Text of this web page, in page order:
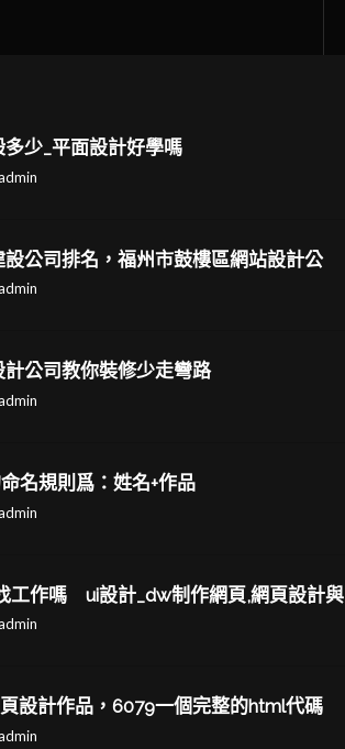
少_平面設計好學嗎
公司排名，福州市鼓樓區網站設計公
公司教你裝修少走彎路
名規則爲：姓名+作品
工作嗎 ui設計_dw制作網頁,網頁設計與
設計作品，6079一個完整的html代碼